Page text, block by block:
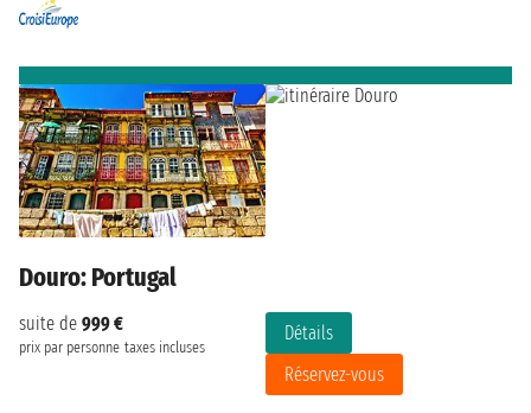
Douro: Portugal
suite de 999 €
prix par personne taxes incluses
Détails
Réservez-vous